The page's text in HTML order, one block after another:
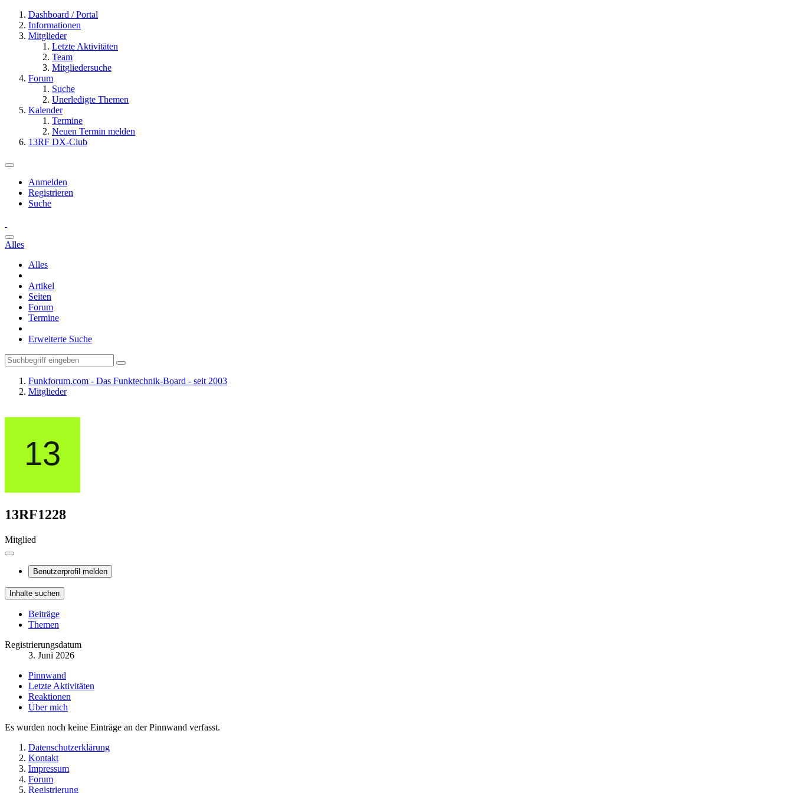
Dashboard / Portal
Informationen
Mitglieder
Letzte Aktivitäten
Team
Mitgliedersuche
Forum
Suche
Unerledigte Themen
Kalender
Termine
Neuen Termin melden
13RF DX-Club
Anmelden
Registrieren
Suche
Alles
Alles
Artikel
Seiten
Forum
Termine
Erweiterte Suche
Funkforum.com - Das Funktechnik-Board - seit 2003
Mitglieder
13RF1228
Mitglied
Benutzerprofil melden
Inhalte suchen
Beiträge
Themen
Registrierungsdatum
3. Juni 2026
Pinnwand
Letzte Aktivitäten
Reaktionen
Über mich
Es wurden noch keine Einträge an der Pinnwand verfasst.
Datenschutzerklärung
Kontakt
Impressum
Forum
Registrierung